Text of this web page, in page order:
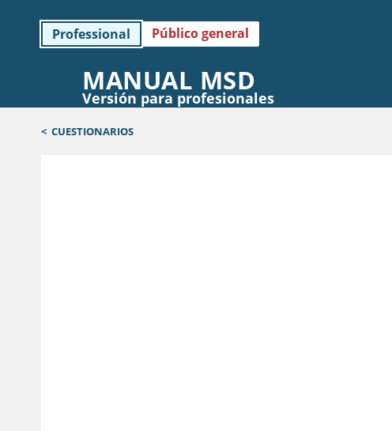
Professional Público general
MANUAL MSD
Versión para profesionales
< CUESTIONARIOS